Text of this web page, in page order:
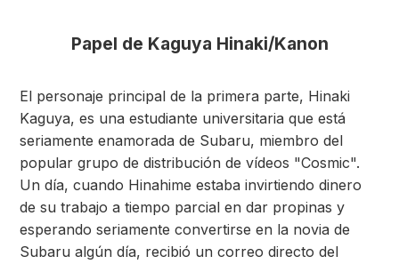
Papel de Kaguya Hinaki/Kanon
El personaje principal de la primera parte, Hinaki
Kaguya, es una estudiante universitaria que está
seriamente enamorada de Subaru, miembro del
popular grupo de distribución de vídeos "Cosmic".
Un día, cuando Hinahime estaba invirtiendo dinero
de su trabajo a tiempo parcial en dar propinas y
esperando seriamente convertirse en la novia de
Subaru algún día, recibió un correo directo del